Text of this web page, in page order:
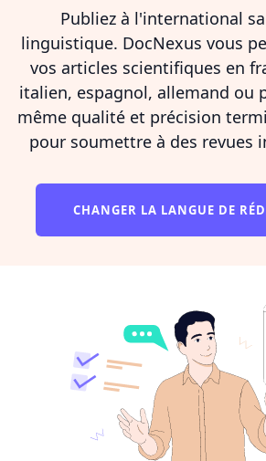
Publiez à l'international
linguistique. DocNexus vous
vos articles scientifiques en
italien, espagnol, allemand ou
même qualité et précision
pour soumettre à des revues
CHANGER LA LANGUE DE